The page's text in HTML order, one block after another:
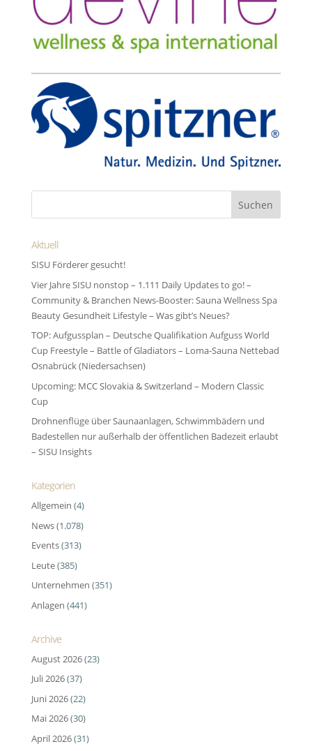
Aktuell
SISU Förderer gesucht!
Vier Jahre SISU nonstop – 1.111 Daily Updates to go! –
Community & Branchen News-Booster: Sauna Wellness Spa
Beauty Gesundheit Lifestyle – Was gibt’s Neues?
TOP: Aufgussplan – Deutsche Qualifikation Aufguss World
Cup Freestyle – Battle of Gladiators – Loma-Sauna Nettebad
Osnabrück (Niedersachsen)
Upcoming: MCC Slovakia & Switzerland – Modern Classic
Cup
Drohnenflüge über Saunaanlagen, Schwimmbädern und
Badestellen nur außerhalb der öffentlichen Badezeit erlaubt
– SISU Insights
Kategorien
Allgemein (4)
News(1.078)
Events(313)
Leute(385)
Unternehmen (351)
Anlagen (441)
Archive
August 2026(23)
Juli 2026(37)
Juni 2026(22)
Mai 2026(30)
April 2026(31)